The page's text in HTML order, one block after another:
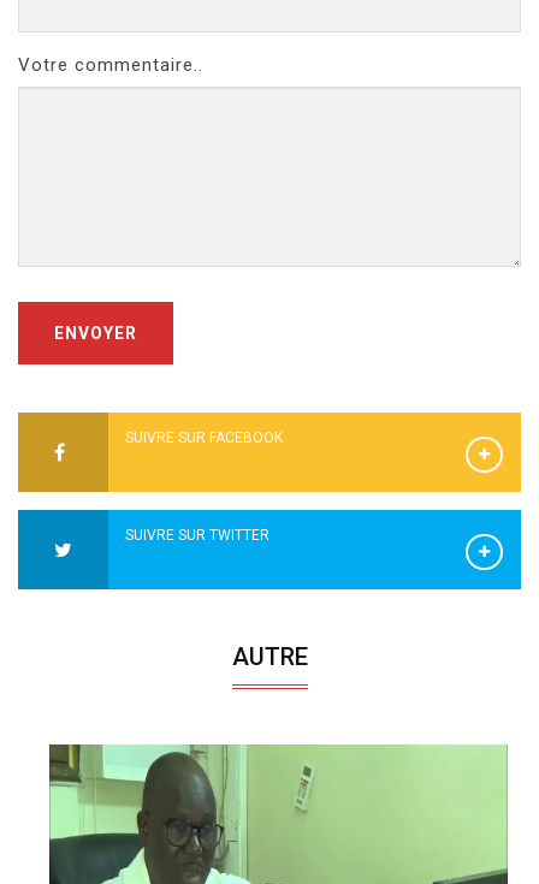
Votre commentaire..
ENVOYER
SUIVRE SUR FACEBOOK
SUIVRE SUR TWITTER
AUTRE